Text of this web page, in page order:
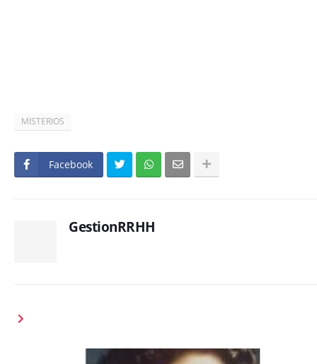
MISTERIOS
Facebook
GestionRRHH